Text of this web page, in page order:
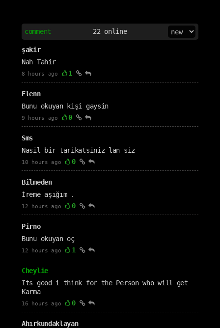
comment 22 online
şakir
Nah Tahir
8 hours ago 1
Elenn
Bunu okuyan kişi gaysin
9 hours ago 0
Sms
Nasil bir tarikatsiniz lan siz
10 hours ago 0
Bilmeden
İreme aşığım .
12 hours ago 0
Pirno
Bunu okuyan oç
12 hours ago 1
Cheylie
Its good i think for the Person who will get
Karma
16 hours ago 0
Ahırkundaklayan